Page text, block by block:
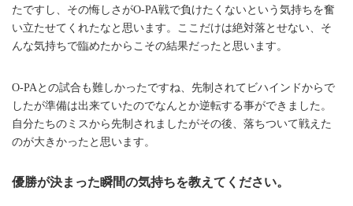
たですし、その悔しさがO-PA戦で負けたくないという気持ちを奮
い立たせてくれたなと思います。ここだけは絶対落とせない、そ
んな気持ちで臨めたからこその結果だったと思います。
O-PAとの試合も難しかったですね、先制されてビハインドからで
したが準備は出来ていたのでなんとか逆転する事ができました。
自分たちのミスから先制されましたがその後、落ちついて戦えた
のが大きかったと思います。
優勝が決まった瞬間の気持ちを教えてください。